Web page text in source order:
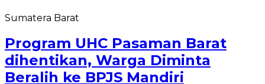
Sumatera Barat
Program UHC Pasaman Barat
dihentikan, Warga Diminta
Beralih ke BPJS Mandiri